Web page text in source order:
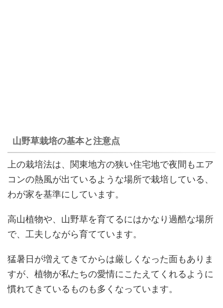
山野草栽培の基本と注意点
上の栽培法は、関東地方の狭い住宅地で夜間もエア
コンの熱風が出ているような場所で栽培している、
わが家を基準にしています。
高山植物や、山野草を育てるにはかなり過酷な場所
で、工夫しながら育てています。
猛暑日が増えてきてからは厳しくなった面もありま
すが、植物が私たちの愛情にこたえてくれるように
慣れてきているものも多くなっています。